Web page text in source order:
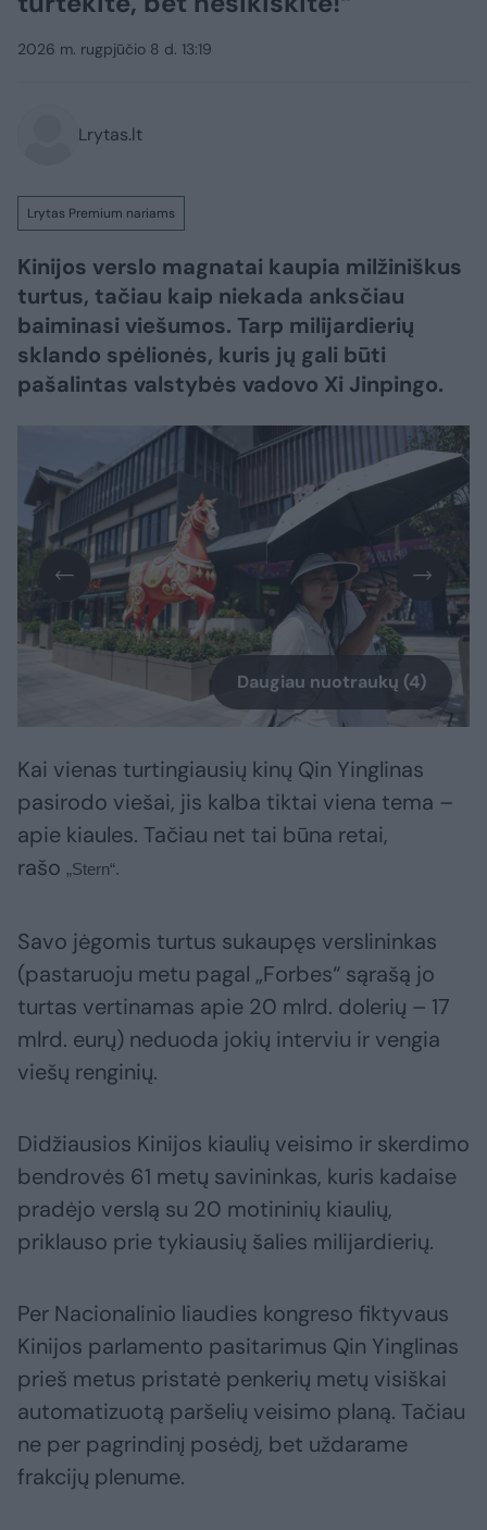
2026 m. rugpjūčio 8 d. 13:19
Lrytas.lt
Lrytas Premium nariams
Kinijos verslo magnatai kaupia milžiniškus
turtus, tačiau kaip niekada anksčiau
baiminasi viešumos. Tarp milijardierių
sklando spėlionės, kuris jų gali būti
pašalintas valstybės vadovo Xi Jinpingo.
Daugiau nuotraukų (4)
Kai vienas turtingiausių kinų Qin Yinglinas
pasirodo viešai, jis kalba tiktai viena tema –
apie kiaules. Tačiau net tai būna retai,
rašo „Stern“.
Savo jėgomis turtus sukaupęs verslininkas
(pastaruoju metu pagal „Forbes“ sąrašą jo
turtas vertinamas apie 20 mlrd. dolerių – 17
mlrd. eurų) neduoda jokių interviu ir vengia
viešų renginių.
Didžiausios Kinijos kiaulių veisimo ir skerdimo
bendrovės 61 metų savininkas, kuris kadaise
pradėjo verslą su 20 motininių kiaulių,
priklauso prie tykiausių šalies milijardierių.
Per Nacionalinio liaudies kongreso fiktyvaus
Kinijos parlamento pasitarimus Qin Yinglinas
prieš metus pristatė penkerių metų visiškai
automatizuotą paršelių veisimo planą. Tačiau
ne per pagrindinį posėdį, bet uždarame
frakcijų plenume.